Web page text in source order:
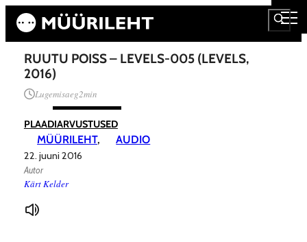
RUUTU POISS – LEVELS-005 (LEVELS,
2016)
Lugemisaeg2min
PLAADIARVUSTUSED
MÜÜRILEHT, AUDIO
22. juuni 2016
Autor
Kärt Kelder